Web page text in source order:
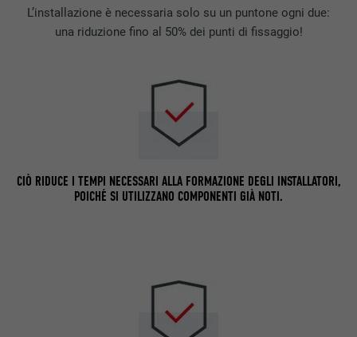
L’installazione è necessaria solo su un puntone ogni due:
una riduzione fino al 50% dei punti di fissaggio!
CIÒ RIDUCE I TEMPI NECESSARI ALLA FORMAZIONE DEGLI INSTALLATORI,
POICHÉ SI UTILIZZANO COMPONENTI GIÀ NOTI.